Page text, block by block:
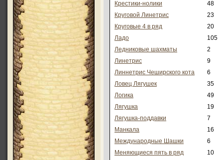
Крестики-нолики
48
Круговой Линетрис
23
Круговые 4 в ряд
20
Ладо
105
Ледниковые шахматы
2
Линетрис
9
Линнетрис Чеширского кота
6
Ловец Лягушек
35
Логика
49
Лягушка
19
Лягушка-поддавки
7
Манкала
16
Международные Шашки
6
Меняющиеся пять в ряд
10